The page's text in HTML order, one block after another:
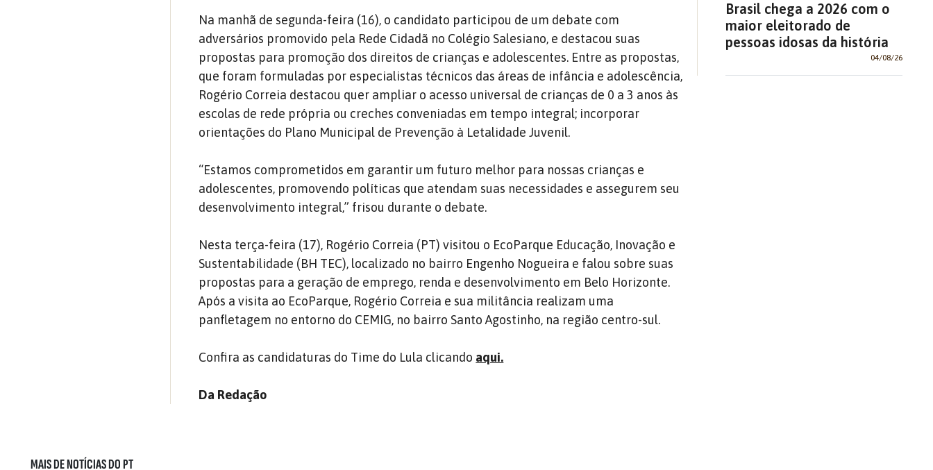
Na manhã de segunda-feira (16), o candidato participou de um debate com
adversários promovido pela Rede Cidadã no Colégio Salesiano, e destacou suas
propostas para promoção dos direitos de crianças e adolescentes. Entre as propostas,
que foram formuladas por especialistas técnicos das áreas de infância e adolescência,
Rogério Correia destacou quer ampliar o acesso universal de crianças de 0 a 3 anos às
escolas de rede própria ou creches conveniadas em tempo integral; incorporar
orientações do Plano Municipal de Prevenção à Letalidade Juvenil.
“Estamos comprometidos em garantir um futuro melhor para nossas crianças e
adolescentes, promovendo políticas que atendam suas necessidades e assegurem seu
desenvolvimento integral,” frisou durante o debate.
Nesta terça-feira (17), Rogério Correia (PT) visitou o EcoParque Educação, Inovação e
Sustentabilidade (BH TEC), localizado no bairro Engenho Nogueira e falou sobre suas
propostas para a geração de emprego, renda e desenvolvimento em Belo Horizonte.
Após a visita ao EcoParque, Rogério Correia e sua militância realizam uma
panfletagem no entorno do CEMIG, no bairro Santo Agostinho, na região centro-sul.
Confira as candidaturas do Time do Lula clicando aqui.
Da Redação
Brasil chega a 2026 com o
maior eleitorado de
pessoas idosas da história
04/08/26
MAIS DE NOTÍCIAS DO PT